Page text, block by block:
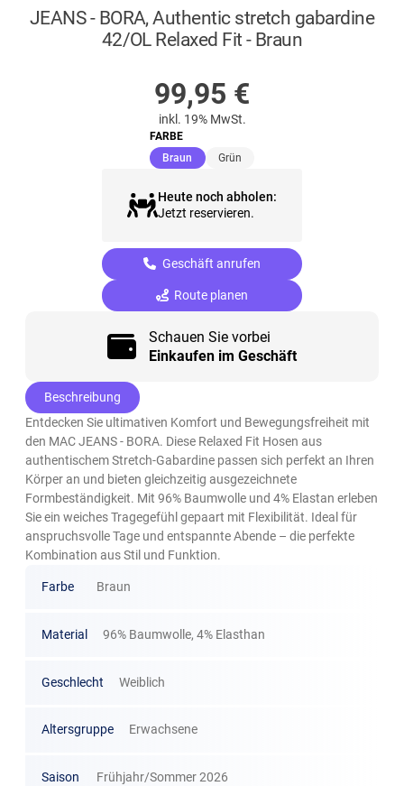
JEANS - BORA, Authentic stretch gabardine
42/OL Relaxed Fit - Braun
99,95 €
inkl. 19% MwSt.
FARBE
Braun (ausgewählt)
Grün
Heute noch abholen:
Jetzt reservieren.
Geschäft anrufen
Route planen
Schauen Sie vorbei
Einkaufen im Geschäft
Beschreibung
Entdecken Sie ultimativen Komfort und Bewegungsfreiheit mit
den MAC JEANS - BORA. Diese Relaxed Fit Hosen aus
authentischem Stretch-Gabardine passen sich perfekt an Ihren
Körper an und bieten gleichzeitig ausgezeichnete
Formbeständigkeit. Mit 96% Baumwolle und 4% Elastan erleben
Sie ein weiches Tragegefühl gepaart mit Flexibilität. Ideal für
anspruchsvolle Tage und entspannte Abende – die perfekte
Kombination aus Stil und Funktion.
Farbe Braun
Material 96% Baumwolle, 4% Elasthan
Geschlecht Weiblich
Altersgruppe Erwachsene
Saison Frühjahr/Sommer 2026